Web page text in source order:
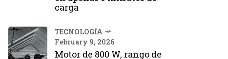
carga
TECNOLOGÍA
February 9, 2026
Motor de 800 W, rango de